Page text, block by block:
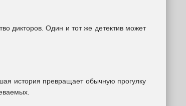
дикторов. Один и тот же детектив может
история превращает обычную прогулку